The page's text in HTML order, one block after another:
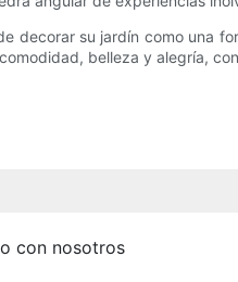
decorar su jardín como una
belleza y alegría,
con nosotros